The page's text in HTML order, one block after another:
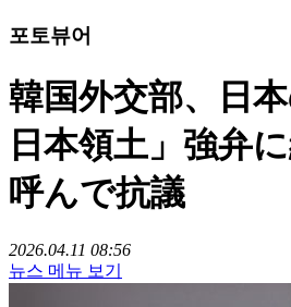
포토뷰어
韓国外交部、日
日本領土」強弁
呼んで抗議
2026.04.11 08:56
뉴스 메뉴 보기